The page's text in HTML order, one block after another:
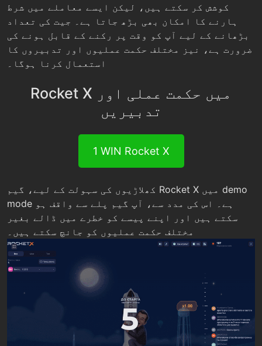
کوشش کر سکتے ہیں، لیکن ایسے معاملے میں شرط
ہارنے کا امکان بھی بڑھ جاتا ہے۔ جیت کی تعداد
بڑھانے کے لیے آپ کو وقت پر رکنے کے قابل ہونے کی
ضرورت ہے، نیز مختلف حکمت عملیوں اور تدبیروں کا
استعمال کرنا ہوگا۔
Rocket X میں حکمت عملی اور
تدبیریں
1 WIN Rocket X
کھلاڑیوں کی سہولت کے لیے، گیم Rocket X میں demo
mode ہے۔ اس کی مدد سے، آپ گیم پلے سے واقف ہو
سکتے ہیں اور اپنے پیسے کو خطرے میں ڈالے بغیر
مختلف حکمت عملیوں کو جانچ سکتے ہیں۔